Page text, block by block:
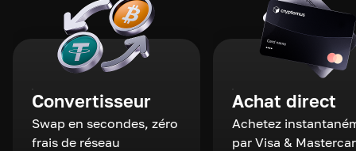
Convertisseur
Swap en secondes, zéro
frais de réseau
Achat direct
Achetez
par Visa &